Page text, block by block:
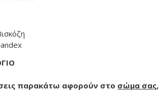
παρακάτω αφορούν στο σώμα σας,